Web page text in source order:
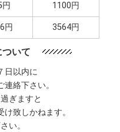
1100円
円 3564円
いて
日以内に
絡下さい。
ぎますと
致しかねます。
い。